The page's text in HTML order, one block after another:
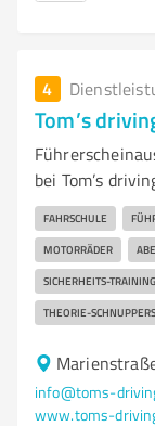
4
Tom’s
bei Tom’s
FAHRSCHULE
MOTORRÄDER
SICHERHEITS-TRAINING
THEORIE-
info@toms-
www.toms-